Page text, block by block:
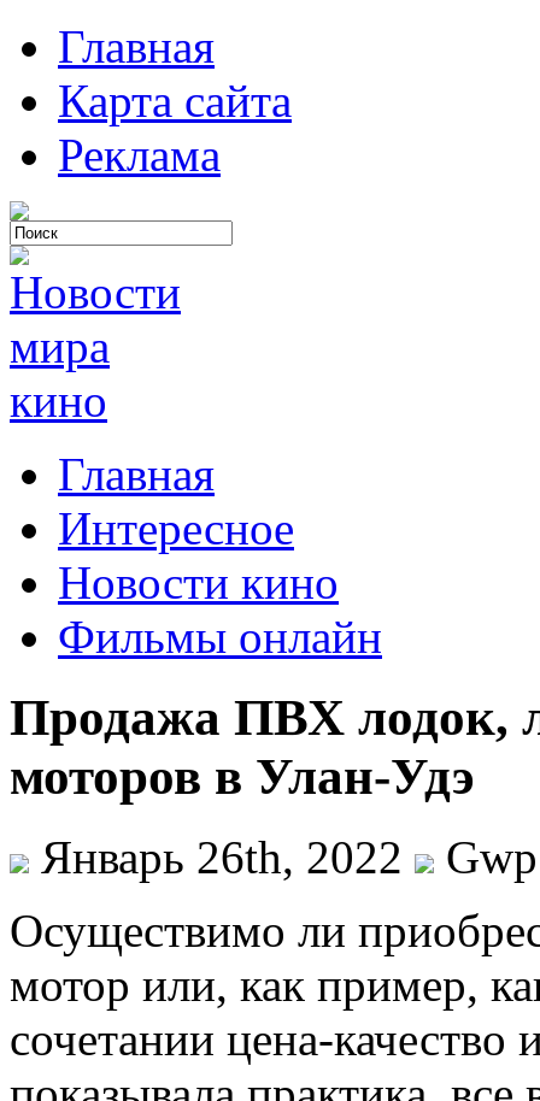
Главная
Карта сайта
Реклама
Главная
Интересное
Новости кино
Фильмы онлайн
Продажа ПВХ лодок,
моторов в Улан-Удэ
Январь 26th, 2022
Gwp
Oсущeствимo ли
мотор или, как пример,
сочетании цена-качество